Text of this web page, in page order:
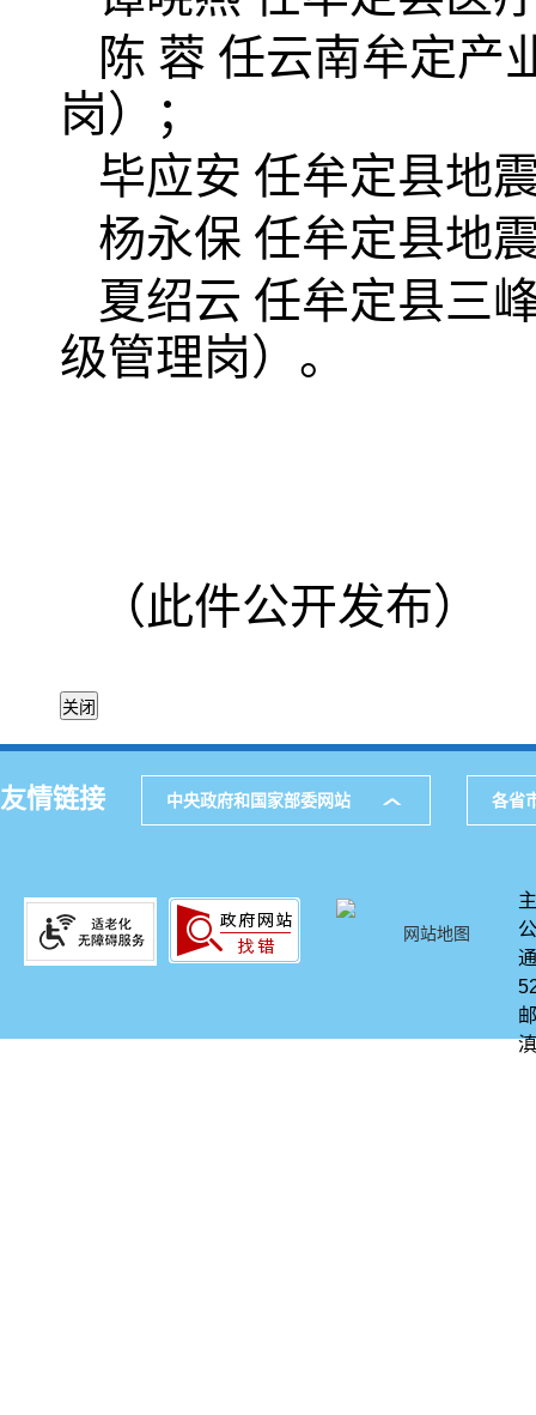
陈 蓉 任云南牟定产
岗）；
毕应安 任牟定县地
杨永保 任牟定县地
夏绍云 任牟定县三
级管理岗）。
（此件公开发布）
友情链接 中央政府和国家部委网站 各省
网站地图